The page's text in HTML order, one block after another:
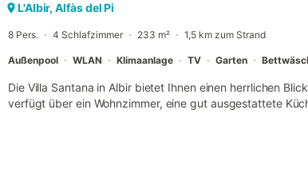
L'Albir, Alfàs del Pi
8 Pers. 4 Schlafzimmer 233 m² 1,5 km zum Strand
Außenpool WLAN Klimaanlage TV Garten
Die Villa Santana in Albir bietet Ihnen einen herrlichen
verfügt über ein Wohnzimmer, eine gut ausgestattete
und Fernseher. Ein Hochstuhl und ein Babybett sind
private Außenbereich mit Pool, Garten, offener Terrasse,
Genießen Sie entspannte Mahlzeiten auf der offenen
Anfrage und gegen Aufpreis erlaubt. Jugendgruppen